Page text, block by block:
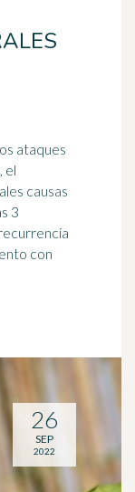
ataques
el
causas
con
26
SEP
2022